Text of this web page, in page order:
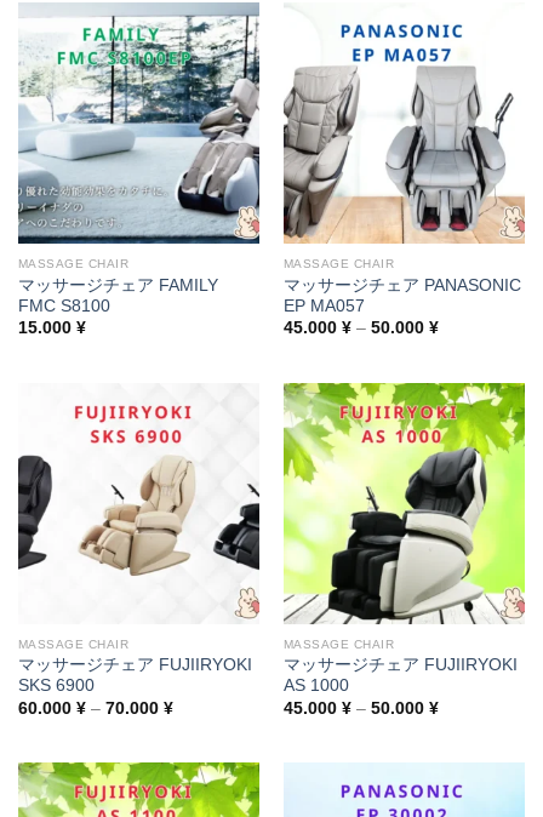
MASSAGE CHAIR
マッサージチェア FAMILY
FMC S8100
15.000 ¥
MASSAGE CHAIR
マッサージチェア PANASONIC
EP MA057
45.000 ¥ – 50.000 ¥Price
50.000 ¥
MASSAGE CHAIR
マッサージチェア FUJIIRYOKI
SKS 6900
60.000 ¥ – 70.000 ¥Price
70.000 ¥
MASSAGE CHAIR
マッサージチェア FUJIIRYOKI
AS 1000
45.000 ¥ – 50.000 ¥Price